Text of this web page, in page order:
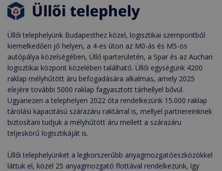
Üllői telephely
Üllői telephelyünk Budapesthez közel, logisztikai szempontból
kiemelkedően jó helyen, a 4-es úton az M0-ás és M5-ös
autópálya közelségében, Üllő iparterületén, a Spar és az Auchan
logisztikai központ közelében található. Üllői egységünk 4200
raklap mélyhűtött áru befogadására alkalmas, amely 2025
elejére további 5000 raklap fagyasztott tárhellyel bővül.
Ugyanezen a telephelyen 2022 óta rendelkezünk 15.000 raklap
tárolási kapacitású szárazáru raktárral is, mellyel partnereinknek
biztosítani tudjuk a mélyhűtött áru mellett a szárazáru
teljeskörű logisztikáját is.
Üllői telephelyünket a legkorszerűbb anyagmozgatóeszközökkel
láttuk el, közel 25 anyagmozgató flottával rendelkezünk, így